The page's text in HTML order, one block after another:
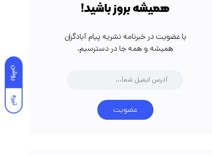
روشن
تیره
همیشه بروز باشید!
با عضویت در خبرنامه نشریه پیام آبادگران
همیشه و همه جا در دسترسیم.
عضویت